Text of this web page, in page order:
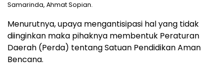
Samarinda, Ahmat Sopian.
Menurutnya, upaya mengantisipasi hal yang tidak
diinginkan maka pihaknya membentuk Peraturan
Daerah (Perda) tentang Satuan Pendidikan Aman
Bencana.